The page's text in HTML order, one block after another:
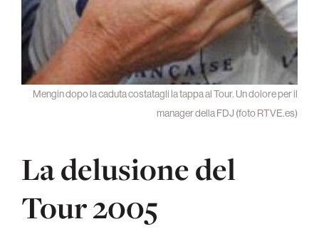
Mengin dopo la caduta costatagli la tappa al Tour. Un dolore per il
manager della FDJ (foto RTVE.es)
La delusione del
Tour 2005